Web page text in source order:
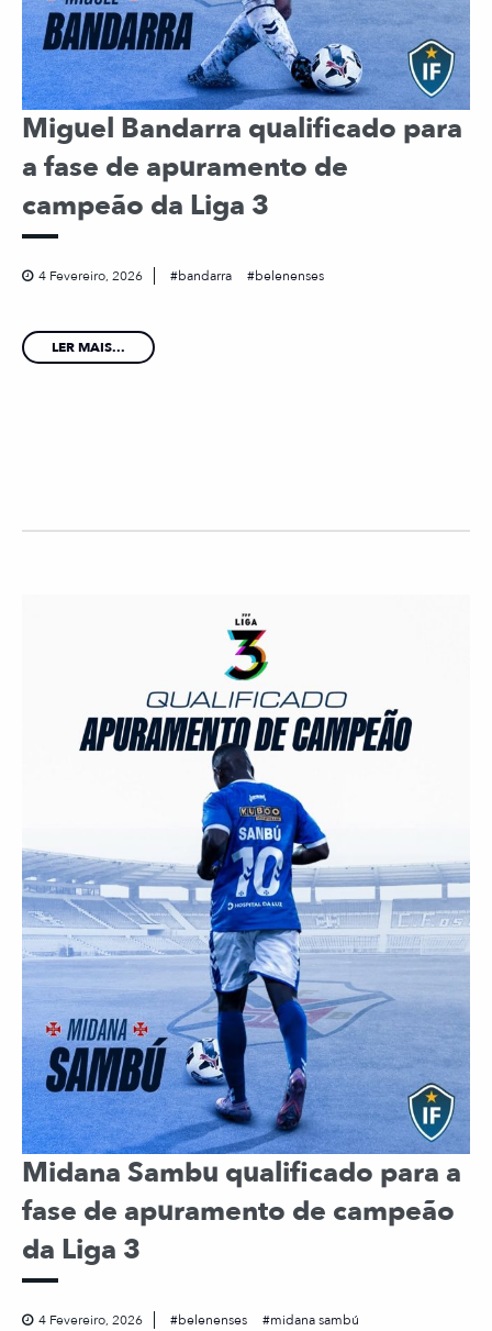
Miguel Bandarra qualificado para
a fase de apuramento de
campeão da Liga 3
4 Fevereiro, 2026 bandarra belenenses
LER MAIS...
Midana Sambu qualificado para a
fase de apuramento de campeão
da Liga 3
4 Fevereiro, 2026 belenenses midana sambú